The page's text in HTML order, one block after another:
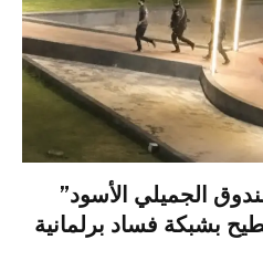
الجميلي الأسود”
بشبكة فساد برلمانية